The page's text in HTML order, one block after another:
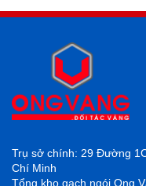
Trụ sở chính: 29 Đường
Chí Minh
Tổng kho gạch ngói Ong